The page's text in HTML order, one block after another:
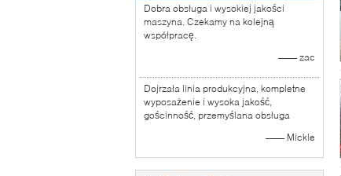
Dobra obsługa i wysokiej jakości
maszyna. Czekamy na kolejną
współpracę.
—— zac
Dojrzała linia produkcyjna, kompletne
wyposażenie i wysoka jakość,
gościnność, przemyślana obsługa
—— Mickle